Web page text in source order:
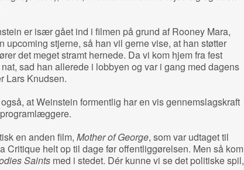
er især gået ind i filmen på grund af Rooney Mara,
upcoming stjerne, så han vil gerne vise, at han støtter
det meget stramt hernede. Da vi kom hjem fra fest
sad han allerede i lobbyen og var i gang med dagens
Lars Knudsen.
at Weinstein formentlig har en vis gennemslagskraft
en anden film, Mother of George, som var udtaget til
Critique helt op til dage før offentliggørelsen. Men så kom
Saintsmed i stedet. Dér kunne vi se det politiske spil,